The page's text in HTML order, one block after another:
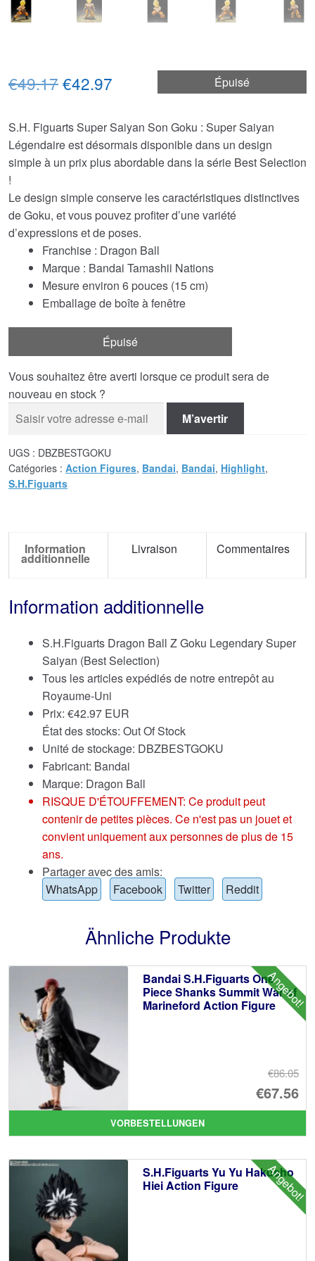
Épuisé
€49.17Le
initial
était :
€42.97
actuel
est :
S.H. Figuarts Super Saiyan Son Goku : Super Saiyan
Légendaire est désormais disponible dans un design
simple à un prix plus abordable dans la série Best Selection
!
Le design simple conserve les caractéristiques distinctives
de Goku, et vous pouvez profiter d’une variété
d’expressions et de poses.
Franchise : Dragon Ball
Marque : Bandai Tamashii Nations
Mesure environ 6 pouces (15 cm)
Emballage de boîte à fenêtre
Épuisé
Vous souhaitez être averti lorsque ce produit sera de
nouveau en stock ?
M’avertir
UGS : DBZBESTGOKU
Catégories : Action Figures, Bandai, Bandai, Highlight,
S.H.Figuarts
Information
additionnelle
Livraison Commentaires
Information additionnelle
S.H.Figuarts Dragon Ball Z Goku Legendary Super
Saiyan (Best Selection)
Tous les articles expédiés de notre entrepôt au
Royaume-Uni
Prix: €42.97 EUR
État des stocks: Out Of Stock
Unité de stockage: DBZBESTGOKU
Fabricant: Bandai
Marque: Dragon Ball
RISQUE D'ÉTOUFFEMENT: Ce produit peut
contenir de petites pièces. Ce n'est pas un jouet et
convient uniquement aux personnes de plus de 15
ans.
Partager avec des amis:
WhatsApp
Facebook Twitter Reddit
Ähnliche Produkte
Angebot!
Bandai S.H.Figuarts One
Piece Shanks Summit War of
Marineford Action Figure
€86.05
€67.56
VORBESTELLUNGEN
Angebot!
S.H.Figuarts Yu Yu Hakusho
Hiei Action Figure